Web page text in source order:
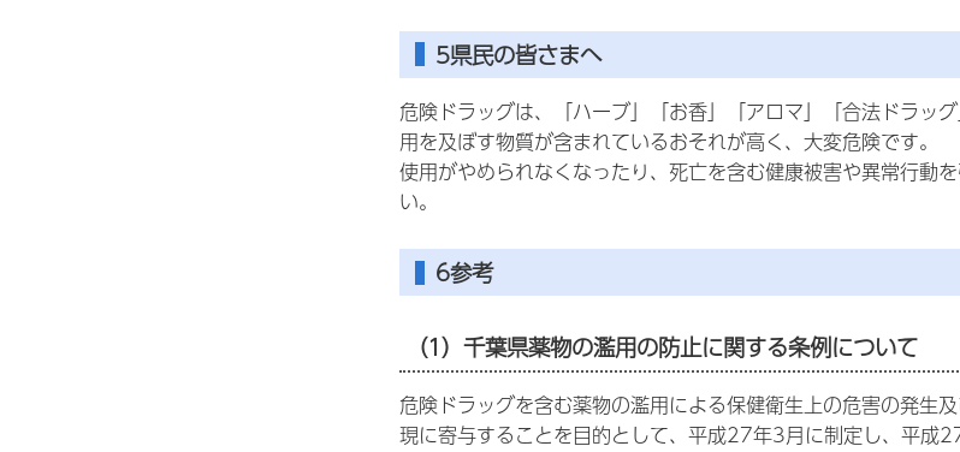
5県民の皆さまへ
危険ドラッグは、「ハーブ」「お香」「アロマ」「合法ドラッ
用を及ぼす物質が含まれているおそれが高く、大変危険です。
使用がやめられなくなったり、死亡を含む健康被害や異常行動
い。
6参考
（1）千葉県薬物の濫用の防止に関する条例について
危険ドラッグを含む薬物の濫用による保健衛生上の危害の発生
現に寄与することを目的として、平成27年3月に制定し、平成